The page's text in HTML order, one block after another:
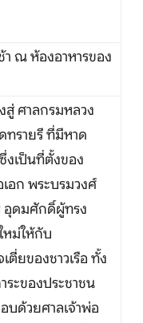
า ณ ห้องอาหารของ
สู่ ศาลกรมหลวง
ทรายรี ที่มีหาด
งเป็นที่ตั้งของ
อก พระบรมวงศ์
อุดมศักดิ์ผู้ทรง
หม่ให้กับ
ตี่ยของชาวเรือ ทั้ง
ระของประชาชน
บด้วยศาลเจ้าพ่อ